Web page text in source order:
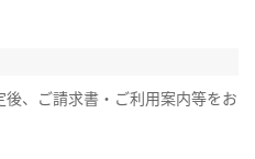
後、ご請求書・ご利用案内等をお